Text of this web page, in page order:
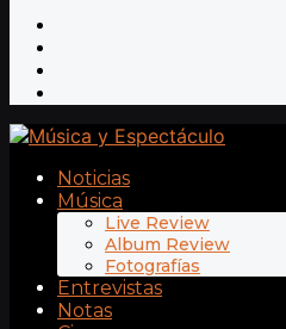
Noticias
Música
Live Review
Album Review
Fotografías
Entrevistas
Notas